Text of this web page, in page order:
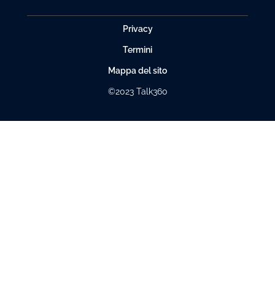
Privacy
Termini
Mappa del sito
©2023 Talk360